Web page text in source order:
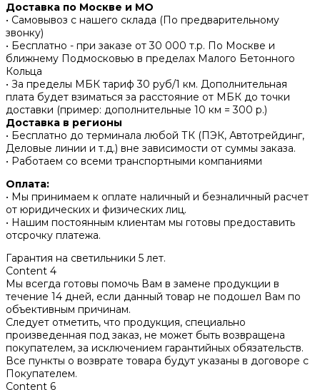
Доставка по Москве и МО
• Самовывоз с нашего склада (По предварительному
звонку)
• Бесплатно - при заказе от 30 000 т.р. По Москве и
ближнему Подмосковью в пределах Малого Бетонного
Кольца
• За пределы МБК тариф 30 руб/1 км. Дополнительная
плата будет взиматься за расстояние от МБК до точки
доставки (пример: дополнительные 10 км = 300 р.)
Доставка в регионы
• Бесплатно до терминала любой ТК (ПЭК, Автотрейдинг,
Деловые линии и т.д.) вне зависимости от суммы заказа.
• Работаем со всеми транспортными компаниями
Оплата:
• Мы принимаем к оплате наличный и безналичный расчет
от юридических и физических лиц.
• Нашим постоянным клиентам мы готовы предоставить
отсрочку платежа.
Гарантия на светильники 5 лет.
Content 4
Мы всегда готовы помочь Вам в замене продукции в
течение 14 дней, если данный товар не подошел Вам по
объективным причинам.
Следует отметить, что продукция, специально
произведенная под заказ, не может быть возвращена
покупателем, за исключением гарантийных обязательств.
Все пункты о возврате товара будут указаны в договоре с
Покупателем.
Content 6